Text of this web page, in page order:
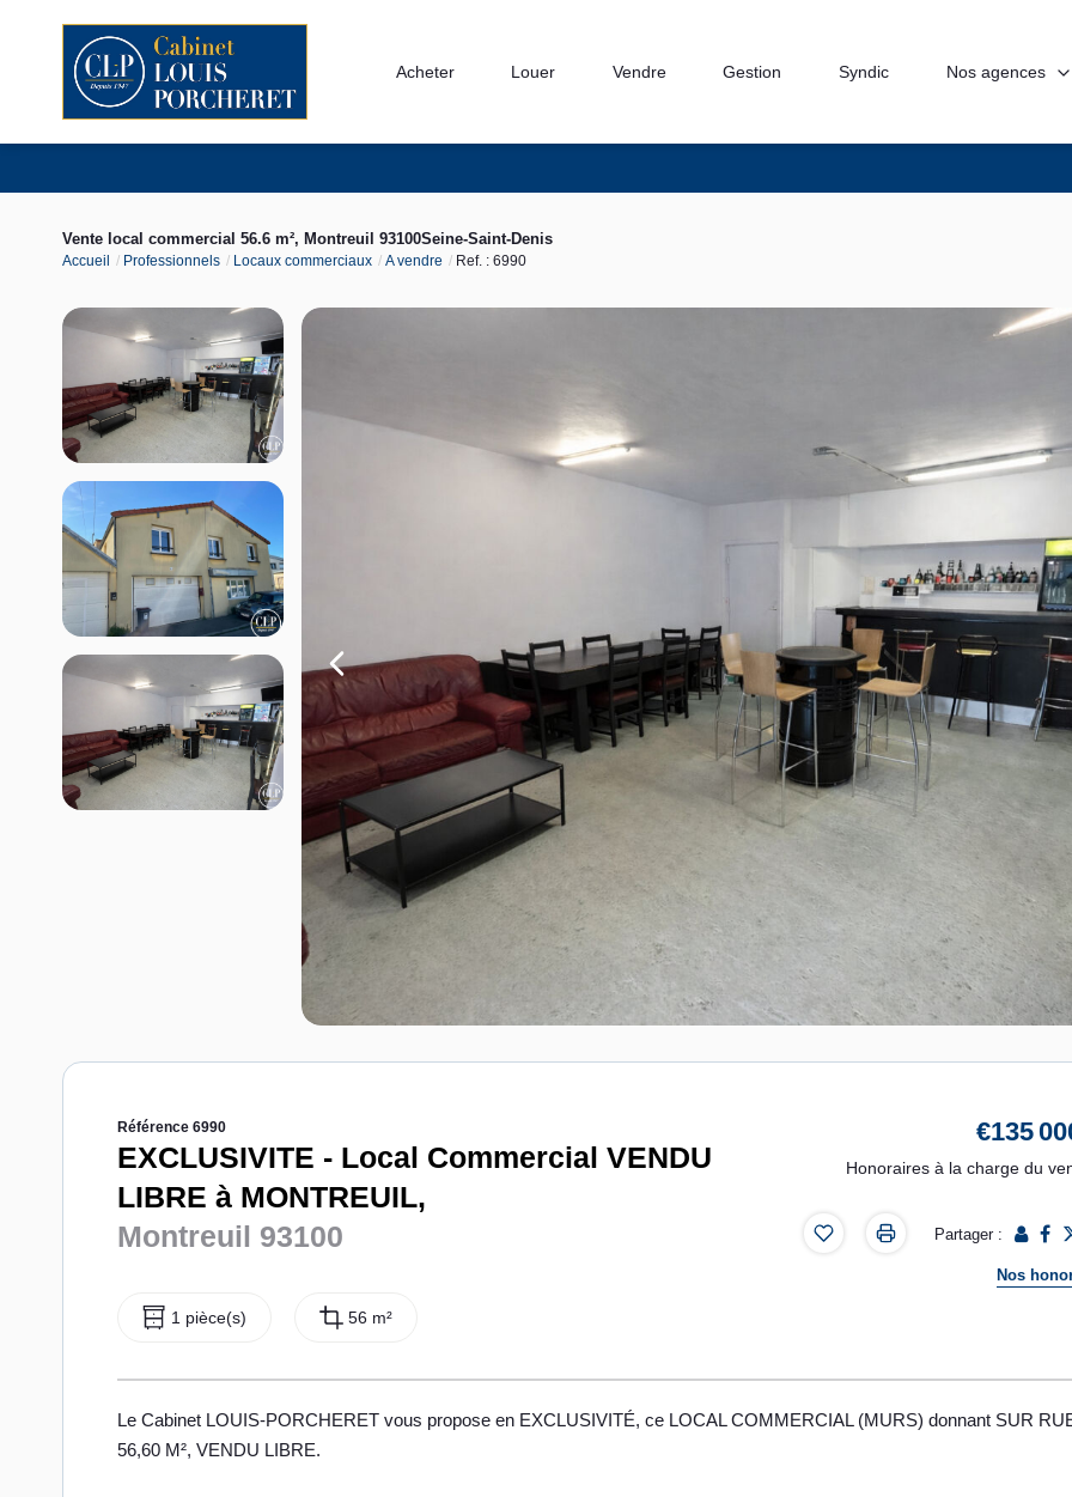
Acheter Louer Vendre Gestion Syndic Nos agences
Vente local commercial 56.6 m², Montreuil 93100Seine-Saint-Denis
Accueil Professionnels Locaux commerciaux A vendre Ref. : 6990
Référence 6990
EXCLUSIVITE - Local Commercial VENDU
LIBRE à MONTREUIL,
Montreuil 93100
1 pièce(s) 56 m²
€135
Honoraires à la charge du
Partager :
Nos
Le Cabinet LOUIS-PORCHERET vous propose en EXCLUSIVITÉ, ce LOCAL COMMERCIAL (MURS) donnant SUR
56,60 M², VENDU LIBRE.